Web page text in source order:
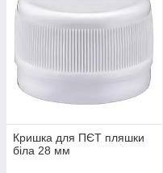
Кришка для ПЄТ пляшки
біла 28 мм